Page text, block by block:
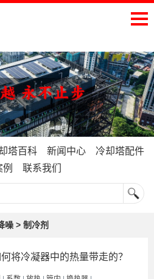
塔百科 新闻中心
冷却塔配件
联系我们
噪 > 制冷剂
将冷凝器中的热量带走的？